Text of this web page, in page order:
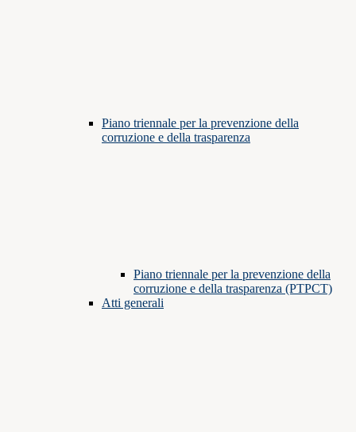
Piano triennale per la prevenzione della
corruzione e della trasparenza
Piano triennale per la prevenzione della
corruzione e della trasparenza (PTPCT)
Atti generali